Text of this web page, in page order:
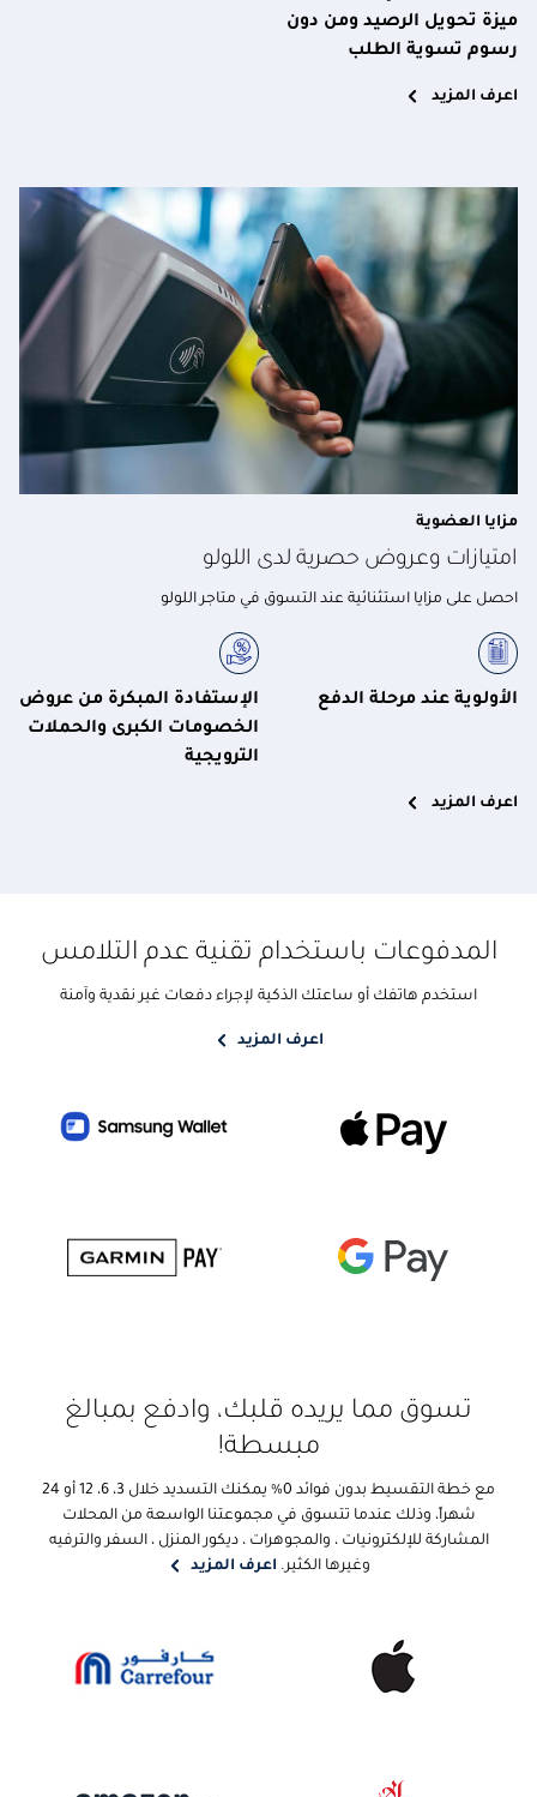
ميزة تحويل الرصيد ومن دون
رسوم تسوية الطلب
اعرف المزيد
مزايا العضوية
امتيازات وعروض حصرية لدى اللولو
احصل على مزايا استثنائية عند التسوق في متاجر اللولو
الأولوية عند مرحلة الدفع
الإستفادة المبكرة من عروض
الخصومات الكبرى والحملات
الترويجية
اعرف المزيد
المدفوعات باستخدام تقنية عدم التلامس
استخدم هاتفك أو ساعتك الذكية لإجراء دفعات غير نقدية وآمنة
اعرف المزيد
تسوق مما يريده قلبك، وادفع بمبالغ
مبسطة!
مع خطة التقسيط بدون فوائد 0% يمكنك التسديد خلال 3، 6، 12 أو 24
شهراً، وذلك عندما تتسوق في مجموعتنا الواسعة من المحلات
المشاركة للإلكترونيات ، والمجوهرات ، ديكور المنزل ، السفر والترفيه
وغيرها الكثير. اعرف المزيد